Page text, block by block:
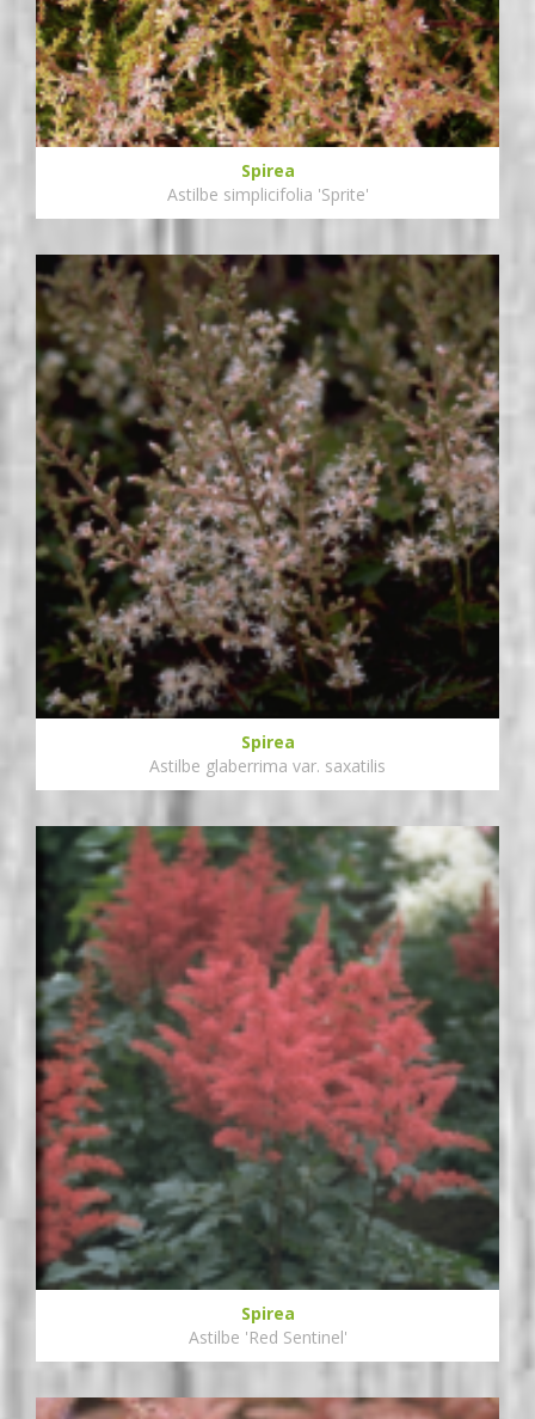
Spirea
Astilbe simplicifolia 'Sprite'
Spirea
Astilbe glaberrima var. saxatilis
Spirea
Astilbe 'Red Sentinel'